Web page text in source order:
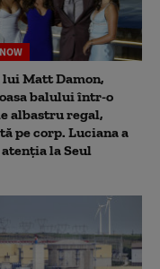
lui Matt Damon,
balului într-o
albastru regal,
pe corp. Luciana a
la Seul